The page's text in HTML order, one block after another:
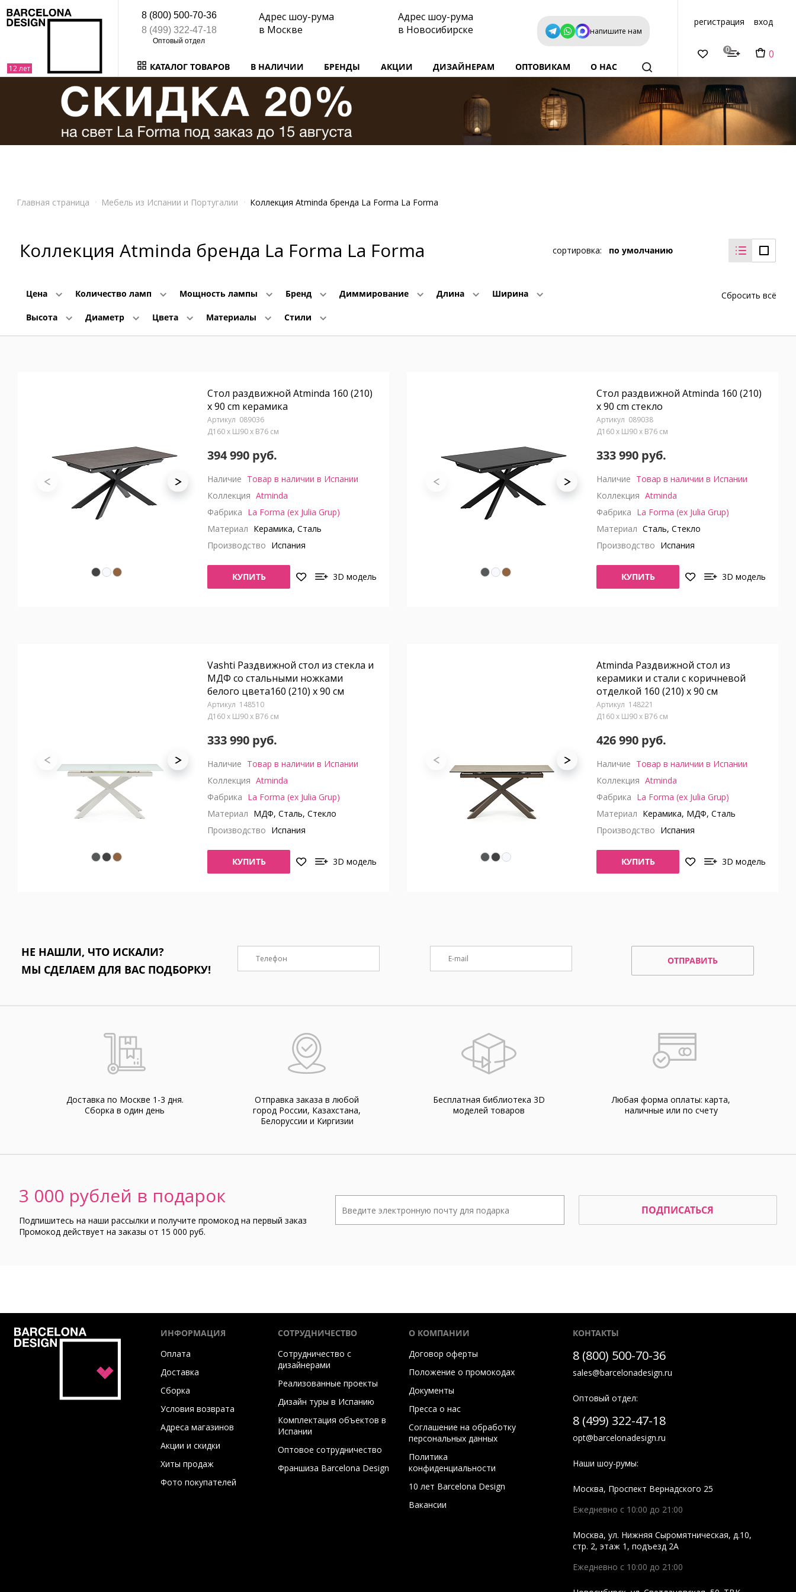
8 (800) 500-70-36
8 (499) 322-47-18
Адрес шоу-рума
в Москве
Адрес шоу-рума
в Новосибирске
напишите нам
КАТАЛОГ ТОВАРОВ В НАЛИЧИИ БРЕНДЫ АКЦИИ ДИЗАЙНЕРАМ ОПТОВИКАМ О НАС
регистрация вход
0 0
Главная страница Мебель из Испании и Португалии Коллекция Atminda бренда La Forma La Forma
Коллекция Atminda бренда La Forma La Forma
Цена Количество ламп Мощность лампы Бренд Диммирование Длина Ширина
Высота Диаметр Цвета Материалы Стили
сортировка: по умолчанию
Сбросить всё
Стол раздвижной Atminda 160 (210)
x 90 cm керамика
089036
Д160 x Ш90 x В76 см
394 990 руб.
Наличие Товар в наличии в Испании
Коллекция Atminda
Фабрика La Forma (ex Julia Grup)
Материал Керамика, Сталь
Производство Испания
КУПИТЬ 3D модель
Стол раздвижной Atminda 160 (210)
x 90 cm стекло
089038
Д160 x Ш90 x В76 см
333 990 руб.
Наличие Товар в наличии в Испании
Коллекция Atminda
Фабрика La Forma (ex Julia Grup)
Материал Сталь, Стекло
Производство Испания
КУПИТЬ 3D модель
Vashti Раздвижной стол из стекла и
МДФ со стальными ножками
белого цвета160 (210) x 90 см
148510
Д160 x Ш90 x В76 см
333 990 руб.
Наличие Товар в наличии в Испании
Коллекция Atminda
Фабрика La Forma (ex Julia Grup)
Материал МДФ, Сталь, Стекло
Производство Испания
КУПИТЬ 3D модель
Atminda Раздвижной стол из
керамики и стали с коричневой
отделкой 160 (210) x 90 см
148221
Д160 x Ш90 x В76 см
426 990 руб.
Наличие Товар в наличии в Испании
Коллекция Atminda
Фабрика La Forma (ex Julia Grup)
Материал Керамика, МДФ, Сталь
Производство Испания
КУПИТЬ 3D модель
НЕ НАШЛИ, ЧТО ИСКАЛИ?
МЫ СДЕЛАЕМ ДЛЯ ВАС ПОДБОРКУ!
ОТПРАВИТЬ
Доставка по Москве 1-3 дня.
Cборка в один день
Отправка заказа в любой
город России, Казахстана,
Белоруссии и Киргизии
Бесплатная библиотека 3D
моделей товаров
Любая форма оплаты: карта,
наличные или по счету
3 000 рублей в подарок
Подпишитесь на наши рассылки и получите промокод на первый заказ
Промокод действует на заказы от 15 000 руб.
ПОДПИСАТЬСЯ
КОНТАКТЫ
8 (800) 500-70-36
sales@barcelonadesign.ru
Оптовый отдел:
8 (499) 322-47-18
opt@barcelonadesign.ru
Наши шоу-румы:
Москва, Проспект Вернадского 25
Ежедневно с 10:00 до 21:00
Москва,ул. Нижняя Сыромятническая, д.10,
стр. 2, этаж 1, подъезд 2A
Ежедневно с 10:00 до 21:00
ИНФОРМАЦИЯ
Оплата
Доставка
Сборка
Условия возврата
Адреса магазинов
Акции и скидки
Хиты продаж
Фото покупателей
СОТРУДНИЧЕСТВО
Сотрудничество с
дизайнерами
Реализованные проекты
Дизайн туры в Испанию
Комплектация объектов в
Испании
Оптовое сотрудничество
Франшиза Barcelona Design
О КОМПАНИИ
Договор оферты
Положение о промокодах
Документы
Пресса о нас
Соглашение на обработку
персональных данных
Политика
конфиденциальности
10 лет Barcelona Design
Вакансии